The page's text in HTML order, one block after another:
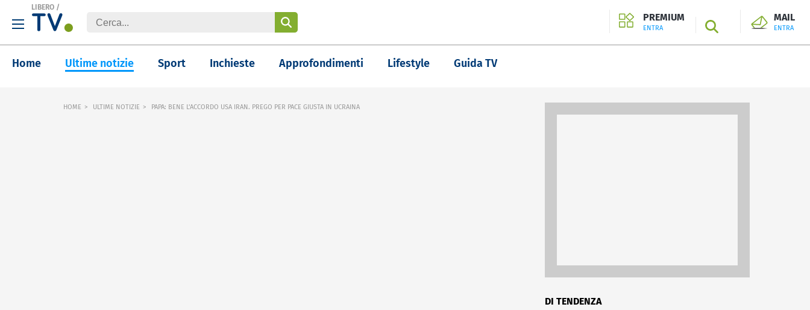
LIBERO /
PREMIUM
ENTRA SEARCH
MAIL
ENTRA
Home Ultime notizie Sport Inchieste Approfondimenti Lifestyle Guida TV
HOME ULTIME NOTIZIE PAPA: BENE L'ACCORDO USA IRAN. PREGO PER PACE GIUSTA IN UCRAINA
DI TENDENZA